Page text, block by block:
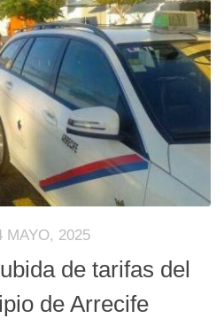
MAYO, 2025
de tarifas del
de Arrecife